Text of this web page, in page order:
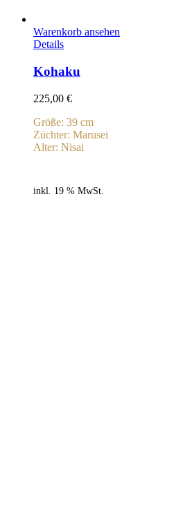
Warenkorb ansehen
Details
Kohaku
225,00 €
Größe: 39 cm
Züchter: Marusei
Alter: Nisai
inkl. 19 % MwSt.